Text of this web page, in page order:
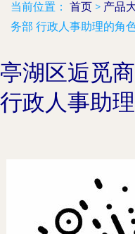
当前位置： 首页 > 产品
务部 行政人事助理的角
亭湖区逅觅
行政人事助